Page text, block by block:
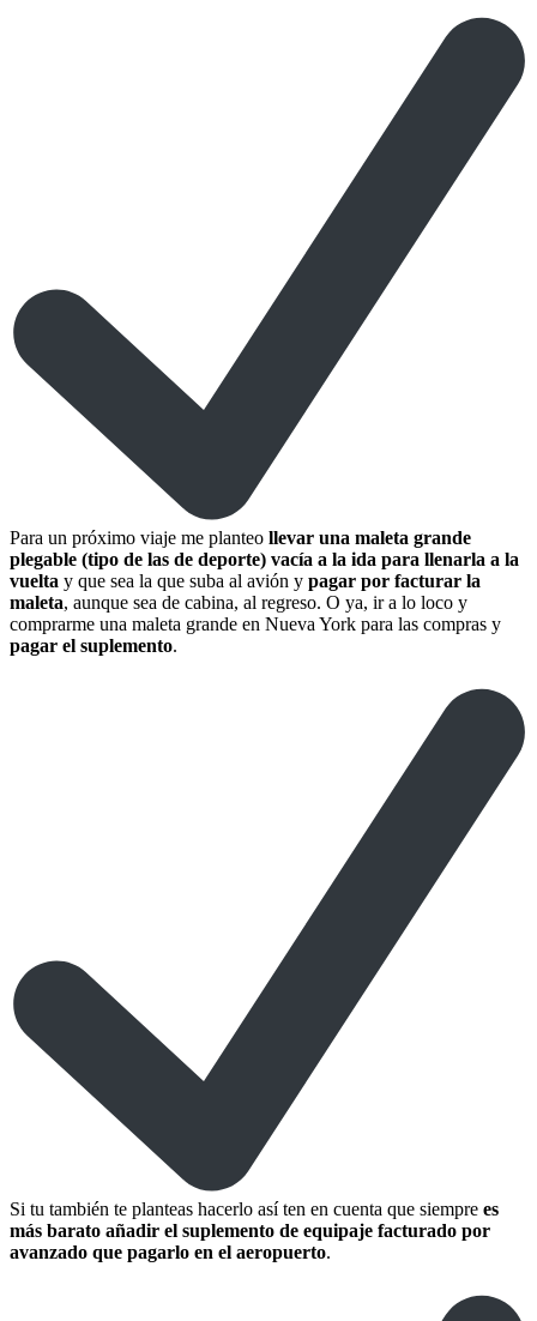
Para un próximo viaje me planteo llevar una maleta grande
plegable (tipo de las de deporte) vacía a la ida para llenarla a la
vuelta y que sea la que suba al avión y pagar por facturar la
maleta, aunque sea de cabina, al regreso. O ya, ir a lo loco y
comprarme una maleta grande en Nueva York para las compras y
pagar el suplemento.
Si tu también te planteas hacerlo así ten en cuenta que siempre es
más barato añadir el suplemento de equipaje facturado por
avanzado que pagarlo en el aeropuerto.